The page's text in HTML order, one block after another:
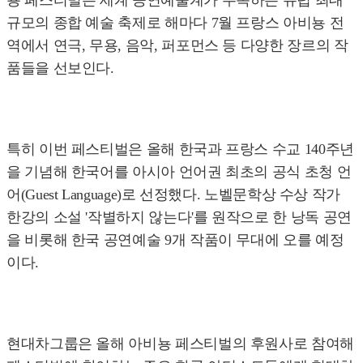
규모의 종합 예술 축제로 해마다 7월 프랑스 아비뇽 전
역에서 연극, 무용, 음악, 퍼포먼스 등 다양한 장르의 작
품들을 선보인다.
특히 이번 페스티벌은 올해 한국과 프랑스 수교 140주년
을 기념해 한국어를 아시아 언어권 최초의 공식 초청 언
어(Guest Language)로 선정했다. 노벨문학상 수상 작가
한강의 소설 '작별하지 않는다'를 원작으로 한 낭독 공연
을 비롯해 한국 공연예술 9개 작품이 무대에 오를 예정
이다.
현대차그룹은 올해 아비뇽 페스티벌의 후원사로 참여해